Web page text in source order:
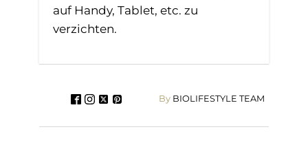
auf Handy, Tablet, etc. zu
verzichten.
ByBIOLIFESTYLE TEAM